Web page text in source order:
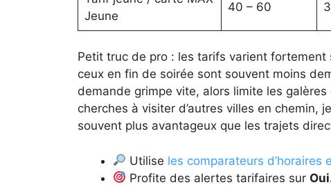
Jeune
40 – 60
Petit truc de pro : les tarifs varient
ceux en fin de soirée sont souvent moins
demande grimpe vite, alors limite les
cherches à visiter d’autres villes en
souvent plus avantageux que les trajets
Utilise les comparateurs d’horaires
Profite des alertes tarifaires sur